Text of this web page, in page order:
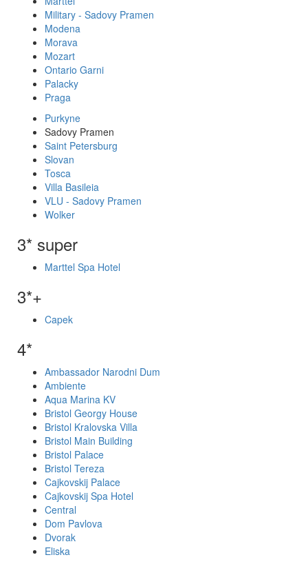
Military - Sadovy Pramen
Modena
Morava
Mozart
Ontario Garni
Palacky
Praga
Purkyne
Sadovy Pramen
Saint Petersburg
Slovan
Tosca
Villa Basileia
VLU - Sadovy Pramen
Wolker
3* super
Marttel Spa Hotel
3*+
Capek
4*
Ambassador Narodni Dum
Ambiente
Aqua Marina KV
Bristol Georgy House
Bristol Kralovska Villa
Bristol Main Building
Bristol Palace
Bristol Tereza
Cajkovskij Palace
Cajkovskij Spa Hotel
Central
Dom Pavlova
Dvorak
Eliska